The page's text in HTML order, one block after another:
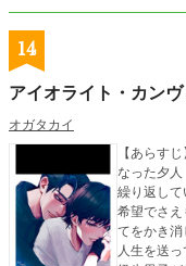
14
アイオライト・カン
オガタカイ
【あらす
なった夕
繰り返し
希望でさ
てをかき
人生を送って